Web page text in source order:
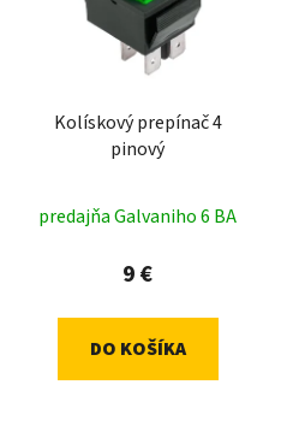
Kolískový prepínač 4
pinový
predajňa Galvaniho 6 BA
9 €
DO KOŠÍKA